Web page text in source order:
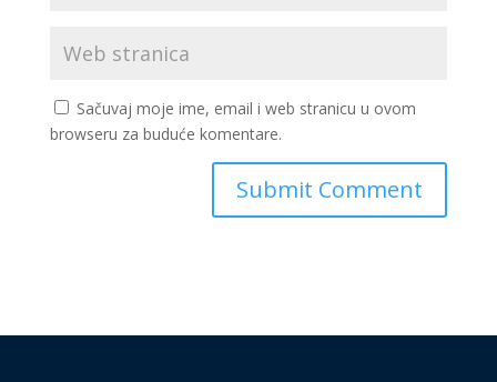
Sačuvaj moje ime, email i web stranicu u ovom
browseru za buduće komentare.